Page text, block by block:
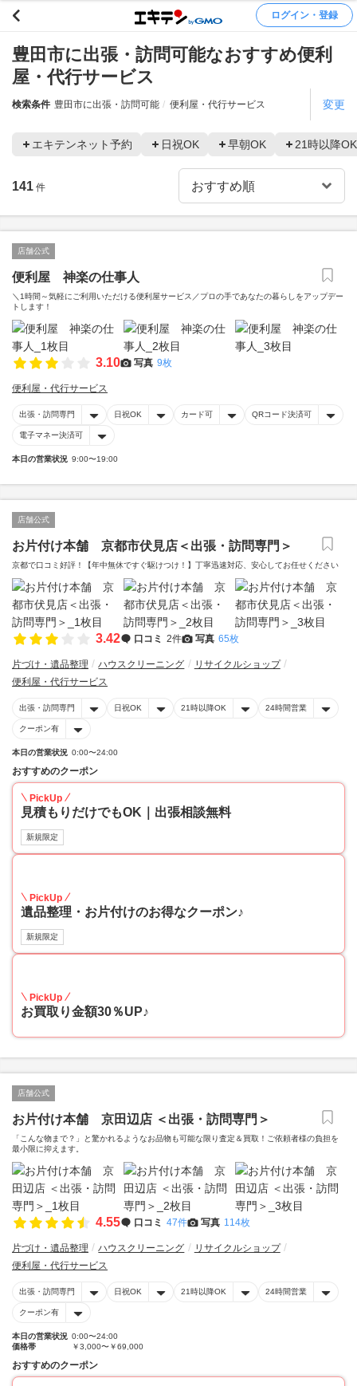
ログイン・登録
豊田市に出張・訪問可能なおすすめ便利
屋・代行サービス
検索条件 豊田市に出張・訪問可能 便利屋・代行サービス 変更
エキテンネット予約 日祝OK 早朝OK 21時以降OK
141 件
店舗公式
便利屋 神楽の仕事人
＼1時間～気軽にご利用いただける便利屋サービス／プロの手であなたの暮らしをアップデー
トします！
3.10 写真 9枚
便利屋・代行サービス
出張・訪問専門 日祝OK カード可 QRコード決済可
電子マネー決済可
本日の営業状況 9:00〜19:00
店舗公式
お片付け本舗 京都市伏見店＜出張・訪問専門＞
京都で口コミ好評！【年中無休ですぐ駆けつけ！】丁寧迅速対応、安心してお任せください
3.42 口コミ 2件 写真 65枚
片づけ・遺品整理 ハウスクリーニング
リサイクルショップ
便利屋・代行サービス
出張・訪問専門 日祝OK 21時以降OK 24時間営業
クーポン有
本日の営業状況 0:00〜24:00
おすすめのクーポン
PickUp
見積もりだけでもOK｜出張相談無料
新規限定
PickUp
遺品整理・お片付けのお得なクーポン♪
新規限定
PickUp
お買取り金額30％UP♪
店舗公式
お片付け本舗 京田辺店 ＜出張・訪問専門＞
「こんな物まで？」と驚かれるようなお品物も可能な限り査定＆買取！ご依頼者様の負担を
最小限に抑えます。
4.55 口コミ 47件 写真 114枚
片づけ・遺品整理 ハウスクリーニング
リサイクルショップ
便利屋・代行サービス
出張・訪問専門 日祝OK 21時以降OK 24時間営業
クーポン有
本日の営業状況 0:00〜24:00
価格帯
￥3,000〜￥69,000
おすすめのクーポン